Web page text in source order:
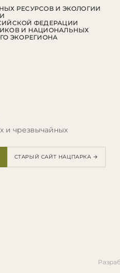
и чрезвычайных
СТАРЫЙ САЙТ НАЦПАРКА →
РЕСУРСОВ И ЭКОЛОГИИ
ФЕДЕРАЦИИ
И НАЦИОНАЛЬНЫХ
ЭКОРЕГИОНА